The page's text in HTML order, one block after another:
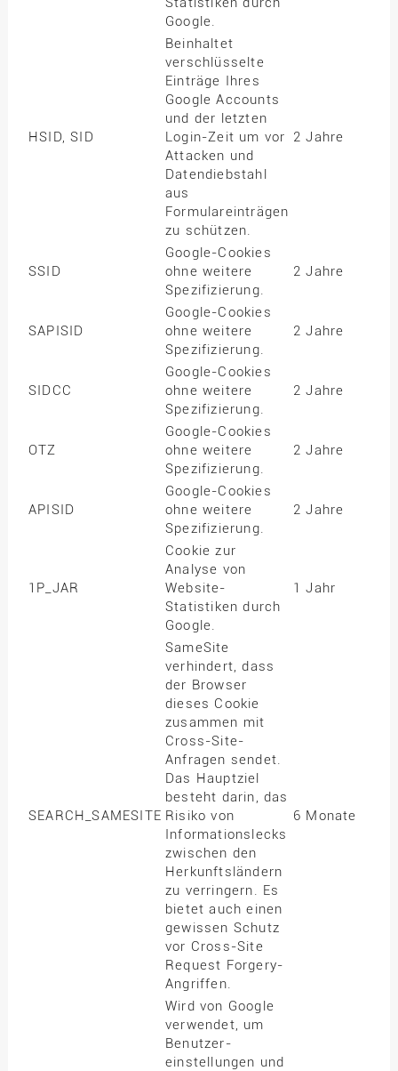
Google.
HSID, SID
Beinhaltet
verschlüsselte
Einträge Ihres
Google Accounts
und der letzten
Login-Zeit um vor
Attacken und
Datendiebstahl
aus
Formulareinträgen
zu schützen.
2 Jahre
SSID
Google-Cookies
ohne weitere
Spezifizierung.
2 Jahre
SAPISID
Google-Cookies
ohne weitere
Spezifizierung.
2 Jahre
SIDCC
Google-Cookies
ohne weitere
Spezifizierung.
2 Jahre
OTZ
Google-Cookies
ohne weitere
Spezifizierung.
2 Jahre
APISID
Google-Cookies
ohne weitere
Spezifizierung.
2 Jahre
1P_JAR
Cookie zur
Analyse von
Website-
Statistiken durch
Google.
1 Jahr
SEARCH_SAMESITE
SameSite
verhindert, dass
der Browser
dieses Cookie
zusammen mit
Cross-Site-
Anfragen sendet.
Das Hauptziel
besteht darin, das
Risiko von
Informationslecks
zwischen den
Herkunftsländern
zu verringern. Es
bietet auch einen
gewissen Schutz
vor Cross-Site
Request Forgery-
Angriffen.
6 Monate
Wird von Google
verwendet, um
Benutzer­
einstellungen und